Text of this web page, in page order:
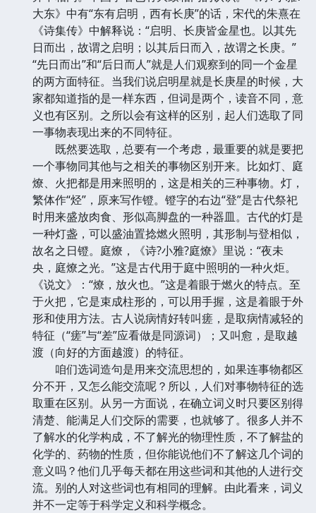
大东》中有“东有启明，西有长庚”的话，宋代的朱熹在
《诗集传》中解释说：“启明、长庚皆金星也。以其先
日而出，故谓之启明；以其后日而入，故谓之长庚。”
“先日而出”和“后日而人”就是人们观察到的同一个金星
的两方面特征。当我们说启明星就是长庚星的时候，大
家都知道指的是一样东西，但词是两个，读音不同，意
义也有区别。之所以会有这样的区别，起人们选取了同
一事物表现出来的不同特征。
既然要选取，总要有一个考虑，最重要的就是要把
一个事物同其他与之相关的事物区别开来。比如灯、庭
燎、火把都是用来照明的，这是相关的三种事物。灯，
繁体作“烃”，原来写作镫。镫字的右边“登”是古代祭祀
时用来盛放肉食、形似高脚盘的一种器皿。古代的灯是
一种灯盏，可以盛油置捻燃火照明，其形制与登相似，
故名之日镫。庭燎，《诗?小雅?庭燎》里说：“夜未
央，庭燎之光。”这是古代用于庭中照明的一种火炬。
《说文》：“燎，放火也。”这是着眼于燃火的特点。至
于火把，它是束成柱形的，可以用手握，这是着眼于外
形和使用方法。古人说病情好转叫瘥，是取病情减轻的
特征（“瘥”与“差”应看做是同源词）；又叫愈，是取越
渡（向好的方面越渡）的特征。
咱们选词造句是用来交流思想的，如果连事物都区
分不开，又怎么能交流呢？所以，人们对事物特征的选
取重在区别。从另一方面说，在确立词义时只要区别得
清楚、能满足人们交际的需要，也就够了。很多人并不
了解水的化学构成，不了解光的物理性质，不了解盐的
化学的、药物的性质，但你能说他们不了解这几个词的
意义吗？他们几乎每天都在用这些词和其他的人进行交
流。别的人对这些词也有相同的理解。由此看来，词义
并不一定等于科学定义和科学概念。